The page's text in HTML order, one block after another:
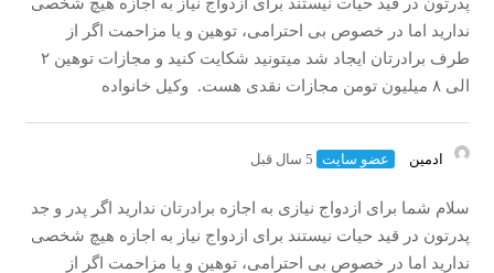
ندارید اما در خصوص بی احترامی، توهین و یا مزاحمت اگر از
طرف برادرتان ایجاد شد میتونید شکایت کنید و مجازات توهین ۲
الی ۸ میلیون تومن مجازات نقدی هست. وکیل خانواده
ادمین عضو سایت
سلام شما برای ازدواج نیازی به اجازه برادرتان ندارید اگر پدر و جد
پدرتون در قید حیات نیستند برای ازدواج نیاز به اجازه هیچ شخصی
ندارید اما در خصوص بی احترامی، توهین و یا مزاحمت اگر از